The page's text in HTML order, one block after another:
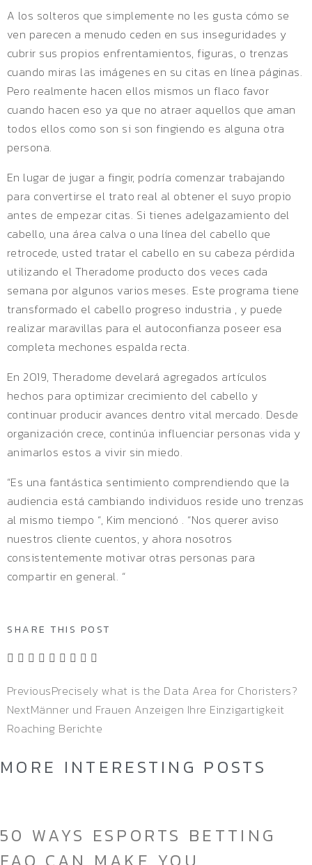
A los solteros que simplemente no les gusta cómo se
ven parecen a menudo ceden en sus inseguridades y
cubrir sus propios enfrentamientos, figuras, o trenzas
cuando miras las imágenes en su citas en línea páginas.
Pero realmente hacen ellos mismos un flaco favor
cuando hacen eso ya que no atraer aquellos que aman
todos ellos como son si son fingiendo es alguna otra
persona.
En lugar de jugar a fingir, podría comenzar trabajando
para convertirse el trato real al obtener el suyo propio
antes de empezar citas. Si tienes adelgazamiento del
cabello, una área calva o una línea del cabello que
retrocede, usted tratar el cabello en su cabeza pérdida
utilizando el Theradome producto dos veces cada
semana por algunos varios meses. Este programa tiene
transformado el cabello progreso industria , y puede
realizar maravillas para el autoconfianza poseer esa
completa mechones espalda recta.
En 2019, Theradome develará agregados artículos
hechos para optimizar crecimiento del cabello y
continuar producir avances dentro vital mercado. Desde
organización crece, continúa influenciar personas vida y
animarlos estos a vivir sin miedo.
“Es una fantástica sentimiento comprendiendo que la
audiencia está cambiando individuos reside uno trenzas
al mismo tiempo “, Kim mencionó . “Nos querer aviso
nuestros cliente cuentos, y ahora nosotros
consistentemente motivar otras personas para
compartir en general. “
SHARE THIS POST
PreviousPrecisely what is the Data Area for Choristers?
NextMänner und Frauen Anzeigen Ihre Einzigartigkeit
Roaching Berichte
MORE INTERESTING POSTS
50 WAYS ESPORTS BETTING